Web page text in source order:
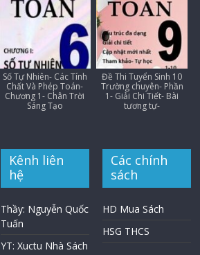
Số Tự Nhiên- Các Tính
Chất Và Phép Toán-
Chương 1- Chân Trời
Sáng Tạo
Đề Thi Tuyển Sinh 10
Trường chuyên- Phần
1- Giải Chi Tiết- Bài
tương tự-
Kênh liên
hệ
Thầy: Nguyễn Quốc
Tuấn
YT: Xuctu Nhà Sách
Các chính
sách
HD Mua Sách
HSG THCS